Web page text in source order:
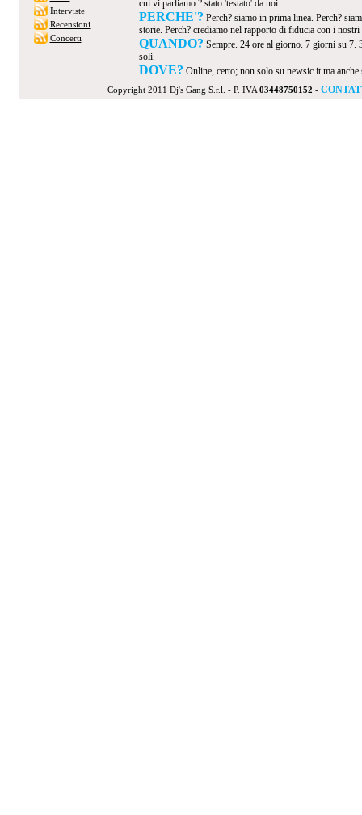
Interviste
Recensioni
Concerti
cui vi parliamo ? stato 'testato' da noi.
PERCHE'? Perch? siamo in prima linea. Perch?
storie. Perch? crediamo nel rapporto di fiducia con i
QUANDO? Sempre. 24 ore al giorno. 7 giorni su 7.
soli.
DOVE? Online, certo; non solo su newsic.it ma
Copyright 2011 Dj's Gang S.r.l. - P. IVA 03448750152 -